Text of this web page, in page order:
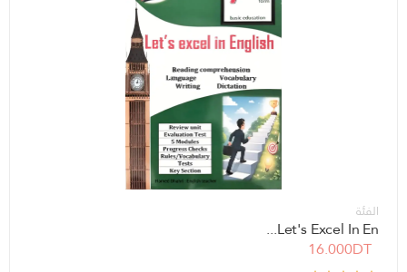
الفئة
Let's Excel In En...
16.000DT